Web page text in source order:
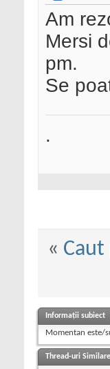
Am
Mersi
pm.
Se
.
«
Informații subiect
Momentan este/
Thread-uri Similare